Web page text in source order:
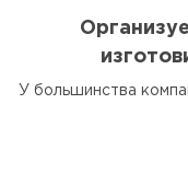
У большинства